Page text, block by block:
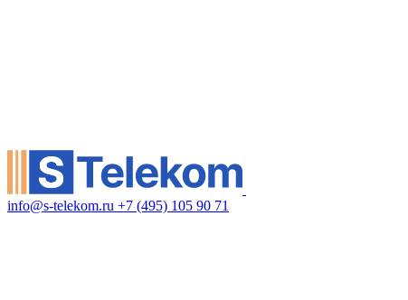
info@s-telekom.ru +7 (495) 105 90 71